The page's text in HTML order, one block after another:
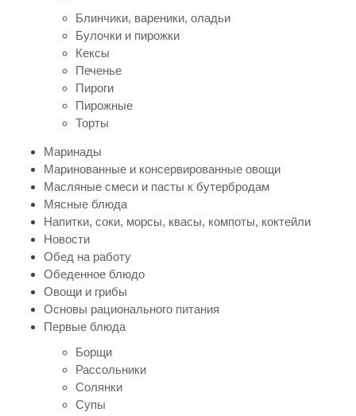
Блинчики, вареники, оладьи
Булочки и пирожки
Кексы
Печенье
Пироги
Пирожные
Торты
Маринады
Маринованные и консервированные овощи
Масляные смеси и пасты к бутербродам
Мясные блюда
Напитки, соки, морсы, квасы, компоты, коктейли
Новости
Обед на работу
Обеденное блюдо
Овощи и грибы
Основы рационального питания
Первые блюда
Борщи
Рассольники
Солянки
Супы